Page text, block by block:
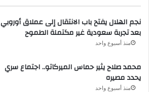
نجم الهلال يفتح باب الانتقال إلى عملاق أوروبي
بعد تجربة سعودية غير مكتملة الطموح
منذ أسبوع واحد
محمد صلاح يثير حماس الميركاتو.. اجتماع سري
يحدد مصيره
منذ أسبوع واحد